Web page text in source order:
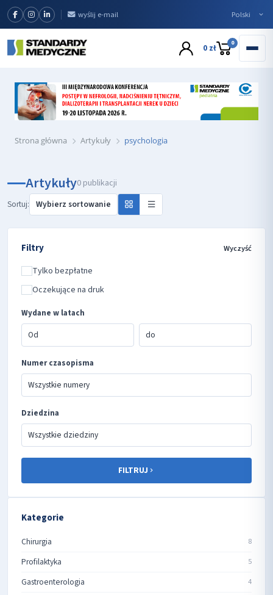
wyślij e-mail
0 zł 0
Strona główna Artykuły psychologia
Artykuły0 publikacji
Sortuj:
Filtry Wyczyść
Tylko bezpłatne
Oczekujące na druk
Wydane w latach
Numer czasopisma
Dziedzina
FILTRUJ
Kategorie
Chirurgia 8
Profilaktyka 5
Gastroenterologia 4